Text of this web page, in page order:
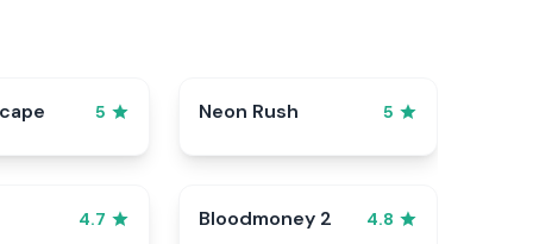
5 Neon Rush 5
4.7 Bloodmoney 2 4.8